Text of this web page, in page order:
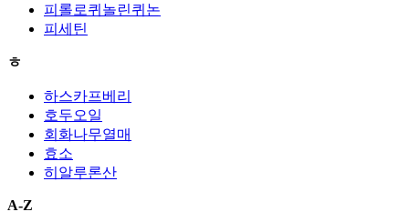
피롤로퀴놀린퀴논
피세틴
ㅎ
하스카프베리
호두오일
회화나무열매
효소
히알루론산
A-Z